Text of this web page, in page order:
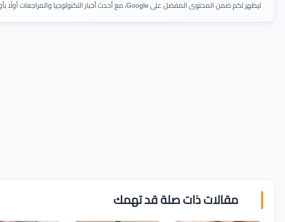
ليظهر لكم ضمن المحتوى المفضل على Google، مع أحدث أخبار التكنولوجيا والمراجعات أولًا بأول.
مقالات ذات صلة قد تهمك